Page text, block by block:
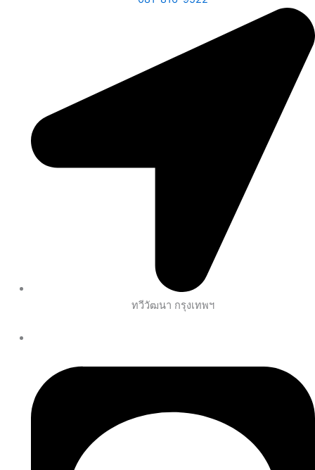
ทวีวัฒนา กรุงเทพฯ